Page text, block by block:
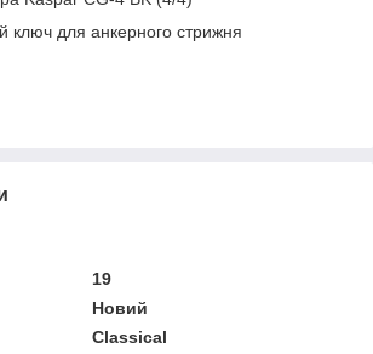
ключ для анкерного стрижня
19
Новий
Classical